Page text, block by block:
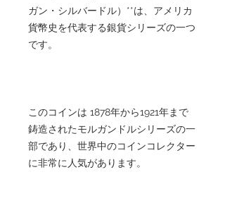
ガン・シルバードル）**は、アメリカ
貨幣史を代表する銀貨シリーズの一つ
です。
このコインは 1878年から1921年まで
鋳造されたモルガンドルシリーズの一
部であり、世界中のコインコレクター
に非常に人気があります。